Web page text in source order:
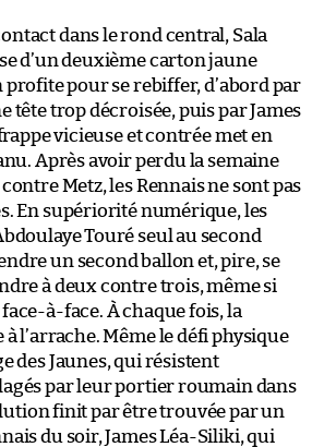
dans le rond central, Sala
d’un deuxième carton jaune
profite pour se rebiffer, d’abord par
tête trop décroisée, puis par James
vicieuse et contrée met en
Après avoir perdu la semaine
Metz, les Rennais ne sont pas
En supériorité numérique, les
Touré seul au second
un second ballon et, pire, se
à deux contre trois, même si
à-face. À chaque fois, la
à l’arrache. Même le défi physique
des Jaunes, qui résistent
par leur portier roumain dans
finit par être trouvée par un
du soir, James Léa-Siliki, qui